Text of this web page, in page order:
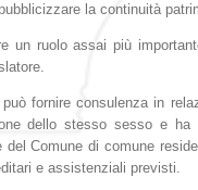
la continuità
un ruolo assai più
può fornire consulenza in
dello stesso sesso e
del Comune di comune
e assistenziali previsti.